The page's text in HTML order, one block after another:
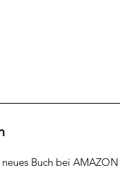
neues Buch bei AMAZON